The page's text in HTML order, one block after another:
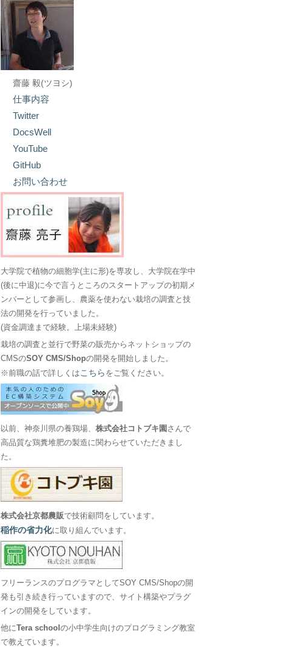
齋藤 毅(ツヨシ)
仕事内容
Twitter
DocsWell
YouTube
GitHub
お問い合わせ
大学院で植物の細胞学(主に形)を専攻し、大学院在学中
(後に中退)に今で言うところのスタートアップの初期メ
ンバーとして参画し、農薬を使わない栽培の調査と技
法の開発を行っていました。
(資金調達まで経験。上場未経験)
栽培の調査と並行で野菜の販売からネットショップの
CMSのSOY CMS/Shopの開発を開始しました。
※前職の話で詳しくは こちら をご覧ください。
以前、神奈川県の養鶏場、株式会社コトブキ園 さんで
高品質な鶏糞堆肥の製造に関わらせていただきまし
た。
株式会社京都農販で技術顧問をしています。
稲作の省力化に取り組んでいます。
フリーランスのプログラマとしてSOY CMS/Shopの開
発も引き続き行っていますので、サイト構築やプラグ
インの開発をしています。
他にTera schoolの小中学生向けのプログラミング教室
で教えています。